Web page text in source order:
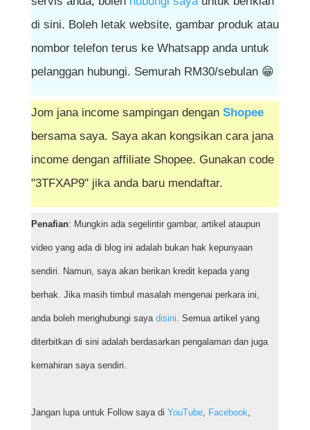
di sini. Boleh letak website, gambar produk atau
nombor telefon terus ke Whatsapp anda untuk
pelanggan hubungi. Semurah RM30/sebulan 😁
Jom jana income sampingan dengan Shopee
bersama saya. Saya akan kongsikan cara jana
income dengan affiliate Shopee. Gunakan code
"3TFXAP9" jika anda baru mendaftar.
Penafian: Mungkin ada segelintir gambar, artikel ataupun
video yang ada di blog ini adalah bukan hak kepunyaan
sendiri. Namun, saya akan berikan kredit kepada yang
berhak. Jika masih timbul masalah mengenai perkara ini,
anda boleh menghubungi saya disini. Semua artikel yang
diterbitkan di sini adalah berdasarkan pengalaman dan juga
kemahiran saya sendiri.
Jangan lupa untuk Follow saya di YouTube, Facebook,